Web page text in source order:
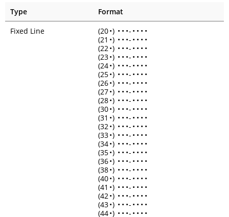
Type
Format
Fixed Line
(20•) • • •- • • • •
(21 •) • • •- • • • •
(22•) • • •- • • • •
(23•) • • •- • • • •
(24•) • • •- • • • •
(25•) • • •- • • • •
(26•) • • •- • • • •
(27•) • • •- • • • •
(28•) • • •- • • • •
(30•) • • •- • • • •
(31 •) • • •- • • • •
(32•) • • •- • • • •
(33•) • • •- • • • •
(34•) • • •- • • • •
(35•) • • •- • • • •
(36•) • • •- • • • •
(38•) • • •- • • • •
(40•) • • •- • • • •
(41 •) • • •- • • • •
(42•) • • •- • • • •
(43•) • • •- • • • •
(44•) • • •- • • • •